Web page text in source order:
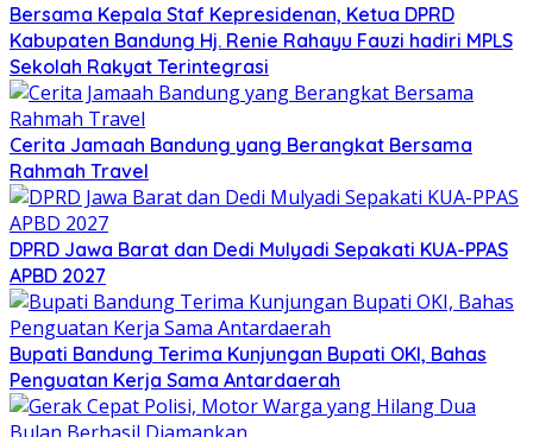
Bersama Kepala Staf Kepresidenan, Ketua DPRD
Kabupaten Bandung Hj. Renie Rahayu Fauzi hadiri MPLS
Sekolah Rakyat Terintegrasi
Cerita Jamaah Bandung yang Berangkat Bersama
Rahmah Travel
DPRD Jawa Barat dan Dedi Mulyadi Sepakati KUA-PPAS
APBD 2027
Bupati Bandung Terima Kunjungan Bupati OKI, Bahas
Penguatan Kerja Sama Antardaerah